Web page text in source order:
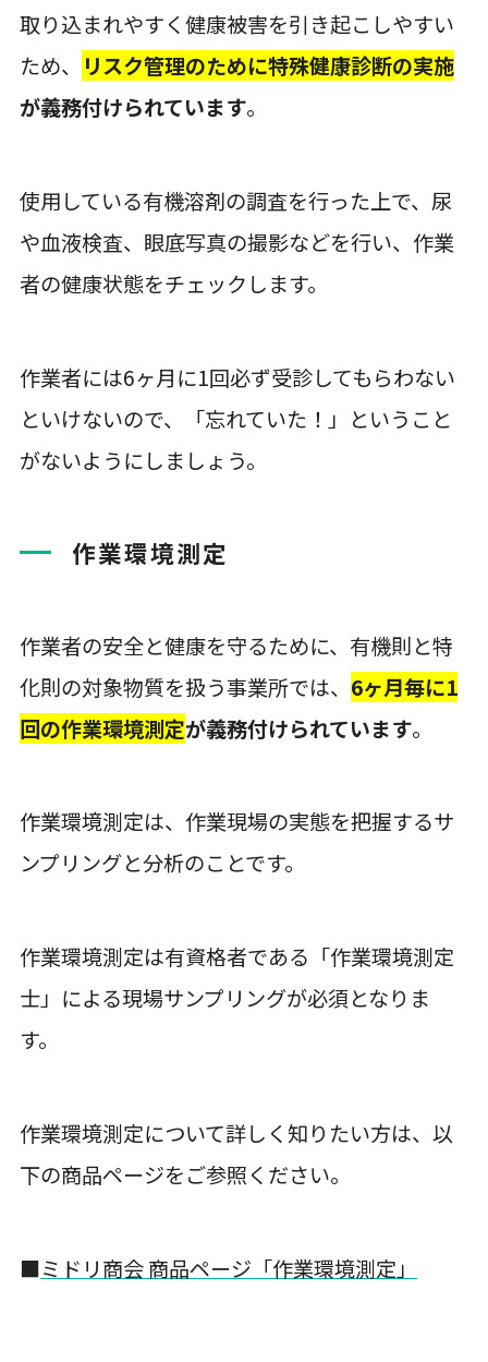
取り込まれやすく健康被害を引き起こしやすい
ため、 リスク管理のために特殊健康診断の実施
が義務付けられています。
使用している有機溶剤の調査を行った上で、尿
や血液検査、眼底写真の撮影などを行い、作業
者の健康状態をチェックします。
作業者には6ヶ月に1回必ず受診してもらわない
といけないので、「忘れていた！」ということ
がないようにしましょう。
作業環境測定
作業者の安全と健康を守るために、有機則と特
化則の対象物質を扱う事業所では、 6ヶ月毎に1
回の作業環境測定が義務付けられています。
作業環境測定は、作業現場の実態を把握するサ
ンプリングと分析のことです。
作業環境測定は有資格者である「作業環境測定
士」による現場サンプリングが必須となりま
す。
作業環境測定について詳しく知りたい方は、以
下の商品ページをご参照ください。
■ミドリ商会 商品ページ「作業環境測定」